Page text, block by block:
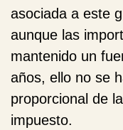
asociada a este
aunque las
mantenido un
años, ello no se
proporcional de
impuesto.